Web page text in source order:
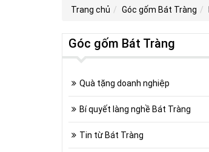
Trang chủ Góc gốm Bát Tràng
Góc gốm Bát Tràng
Quà tặng doanh nghiệp
Bí quyết làng nghề Bát Tràng
Tin từ Bát Tràng